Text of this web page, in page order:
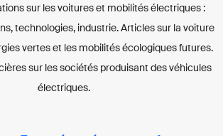
sur les voitures et mobilités électriques :
technologies, industrie. Articles sur la voiture
vertes et les mobilités écologiques futures.
sur les sociétés produisant des véhicules
électriques.